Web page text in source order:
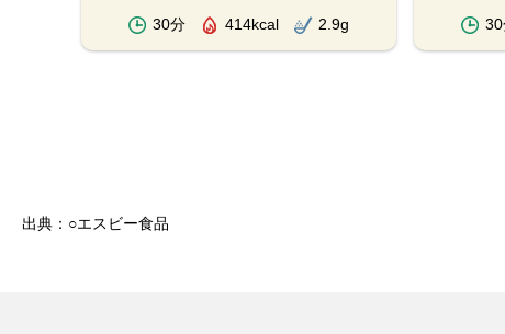
30分 414kcal 2.9g
出典：○エスビー食品